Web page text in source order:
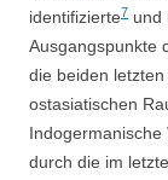
identifizierte7 und
Ausgangspunkte
die beiden
ostasiatischen
durch die im